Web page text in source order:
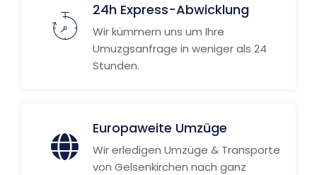
24h Express-Abwicklung
Wir kümmern uns um Ihre
Umuzgsanfrage in weniger als 24
Stunden.
Europaweite Umzüge
Wir erledigen Umzüge & Transporte
von Gelsenkirchen nach ganz